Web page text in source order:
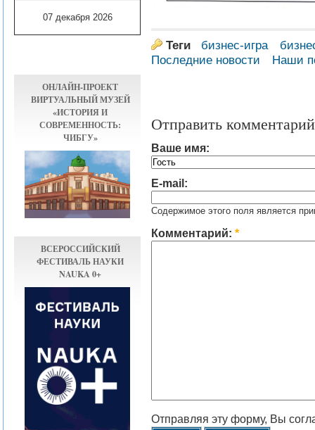
07 декабря 2026
ОНЛАЙН-ПРОЕКТ
ВИРТУАЛЬНЫЙ МУЗЕЙ
«ИСТОРИЯ И
СОВРЕМЕННОСТЬ:
ЧИБГУ»
ВСЕРОССИЙСКИЙ
ФЕСТИВАЛЬ НАУКИ
NAUKA 0+
Теги бизнес-игра
Последние новости
Наши
Отправить комментарий
Ваше имя:
E-mail:
Содержимое этого поля является
Комментарий: *
Отправляя эту форму, Вы